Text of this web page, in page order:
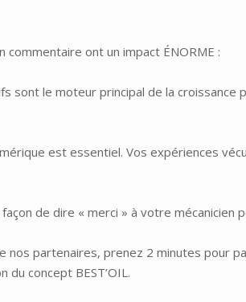
ont un impact ÉNORME :
sont le moteur principal de la
est essentiel. Vos expériences
de dire « merci » à votre
nos partenaires, prenez 2 minutes pour
du concept BEST’OIL.